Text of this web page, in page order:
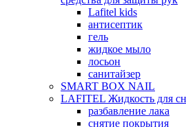
Lafitel kids
антисептик
гель
жидкое мыло
лосьон
санитайзер
SMART BOX NAIL
LAFITEL Жидкость для
разбавление лака
снятие покрытия